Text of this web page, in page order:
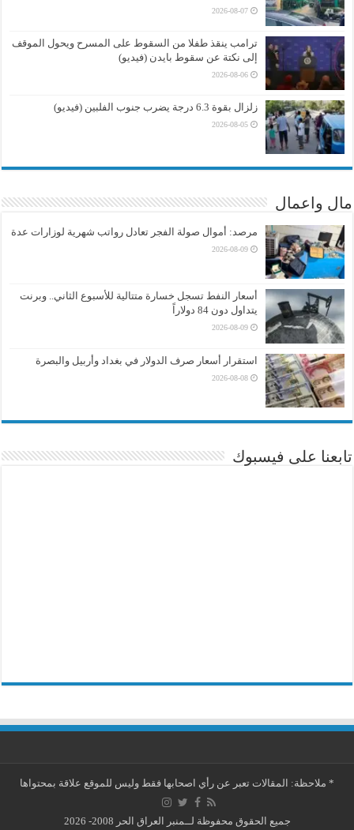
2026-08-07
ترامب ينقذ طفلا من السقوط على المسرح ويحول الموقف
إلى نكتة عن سقوط بايدن (فيديو)
2026-08-06
زلزال بقوة 6.3 درجة يضرب جنوب الفلبين (فيديو)
2026-08-05
مال واعمال
مرصد: أموال صولة الفجر تعادل رواتب شهرية لوزارات عدة
2026-08-09
أسعار النفط تسجل خسارة متتالية للأسبوع الثاني.. وبرنت
يتداول دون 84 دولاراً
2026-08-09
استقرار أسعار صرف الدولار في بغداد وأربيل والبصرة
2026-08-08
تابعنا على فيسبوك
* ملاحظة: المقالات تعبر عن رأي اصحابها فقط وليس للموقع علاقة بمحتواها
جميع الحقوق محفوظة لــمنبر العراق الحر 2008- 2026